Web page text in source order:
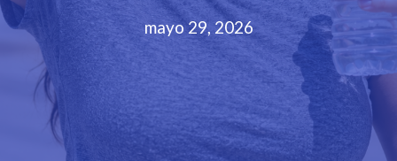
mayo 29, 2026